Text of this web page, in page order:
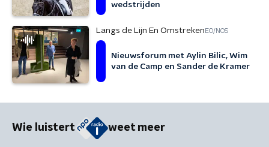
wedstrijden
Langs de Lijn En Omstreken EO/NOS
Nieuwsforum met Aylin Bilic, Wim
van de Camp en Sander de Kramer
Wie luistert weet meer